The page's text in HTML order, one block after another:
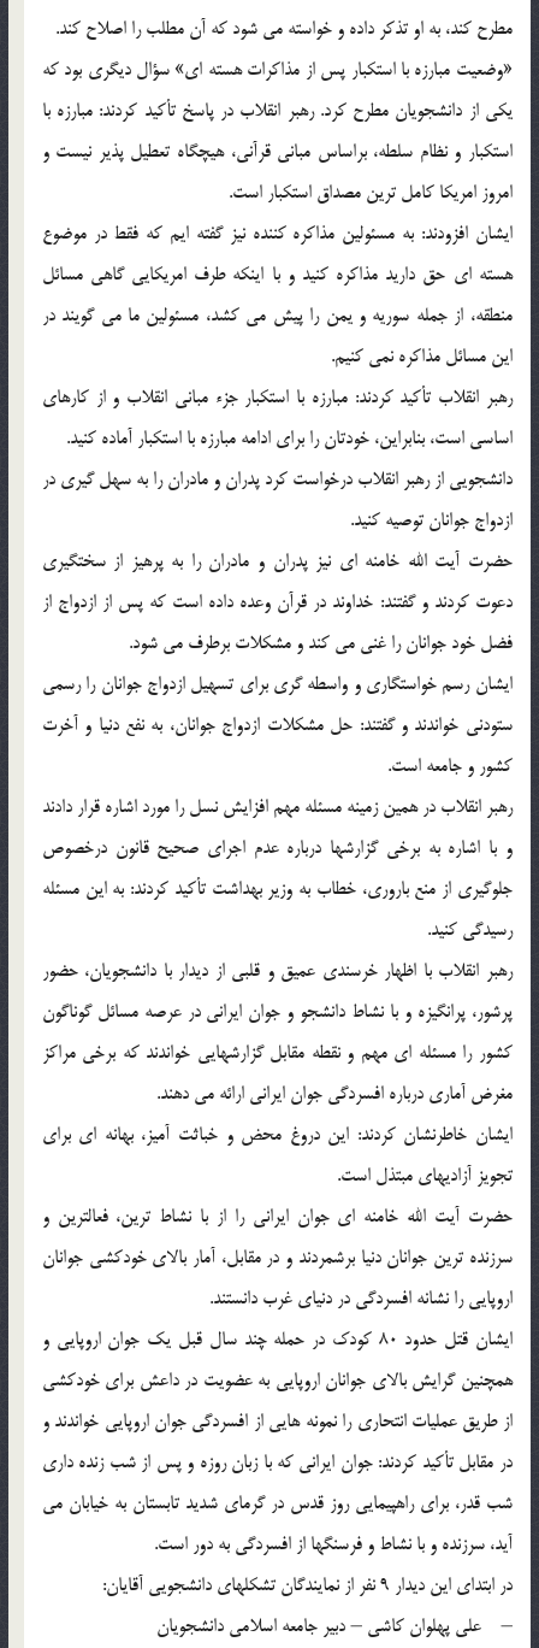
مطرح کند، به او تذکر داده و خواسته می شود که آن مطلب را اصلاح کند.
«وضعیت مبارزه با استکبار پس از مذاکرات هسته ای» سؤال دیگری بود که
یکی از دانشجویان مطرح کرد. رهبر انقلاب در پاسخ تأکید کردند: مبارزه با
استکبار و نظام سلطه، براساس مبانی قرآنی، هیچگاه تعطیل پذیر نیست و
امروز امریکا کامل ترین مصداق استکبار است.
ایشان افزودند: به مسئولین مذاکره کننده نیز گفته ایم که فقط در موضوع
هسته ای حق دارید مذاکره کنید و با اینکه طرف امریکایی گاهی مسائل
منطقه، از جمله سوریه و یمن را پیش می کشد، مسئولین ما می گویند در
این مسائل مذاکره نمی کنیم.
رهبر انقلاب تأکید کردند: مبارزه با استکبار جزء مبانی انقلاب و از کارهای
اساسی است، بنابراین، خودتان را برای ادامه مبارزه با استکبار آماده کنید.
دانشجویی از رهبر انقلاب درخواست کرد پدران و مادران را به سهل گیری در
ازدواج جوانان توصیه کنید.
حضرت آیت الله خامنه ای نیز پدران و مادران را به پرهیز از سختگیری
دعوت کردند و گفتند: خداوند در قرآن وعده داده است که پس از ازدواج از
فضل خود جوانان را غنی می کند و مشکلات برطرف می شود.
ایشان رسم خواستگاری و واسطه گری برای تسهیل ازدواج جوانان را رسمی
ستودنی خواندند و گفتند: حل مشکلات ازدواج جوانان، به نفع دنیا و آخرت
کشور و جامعه است.
رهبر انقلاب در همین زمینه مسئله مهم افزایش نسل را مورد اشاره قرار دادند
و با اشاره به برخی گزارشها درباره عدم اجرای صحیح قانون درخصوص
جلوگیری از منع باروری، خطاب به وزیر بهداشت تأکید کردند: به این مسئله
رسیدگی کنید.
رهبر انقلاب با اظهار خرسندی عمیق و قلبی از دیدار با دانشجویان، حضور
پرشور، پرانگیزه و با نشاط دانشجو و جوان ایرانی در عرصه مسائل گوناگون
کشور را مسئله ای مهم و نقطه مقابل گزارشهایی خواندند که برخی مراکز
مغرض آماری درباره افسردگی جوان ایرانی ارائه می دهند.
ایشان خاطرنشان کردند: این دروغ محض و خباثت آمیز، بهانه ای برای
تجویز آزادیهای مبتذل است.
حضرت آیت الله خامنه ای جوان ایرانی را از با نشاط ترین، فعالترین و
سرزنده ترین جوانان دنیا برشمردند و در مقابل، آمار بالای خودکشی جوانان
اروپایی را نشانه افسردگی در دنیای غرب دانستند.
ایشان قتل حدود 80 کودک در حمله چند سال قبل یک جوان اروپایی و
همچنین گرایش بالای جوانان اروپایی به عضویت در داعش برای خودکشی
از طریق عملیات انتحاری را نمونه هایی از افسردگی جوان اروپایی خواندند و
در مقابل تأکید کردند: جوان ایرانی که با زبان روزه و پس از شب زنده داری
شب قدر، برای راهپیمایی روز قدس در گرمای شدید تابستان به خیابان می
آید، سرزنده و با نشاط و فرسنگها از افسردگی به دور است.
در ابتدای این دیدار 9 نفر از نمایندگان تشکلهای دانشجویی آقایان:
– علی پهلوان کاشی – دبیر جامعه اسلامی دانشجویان